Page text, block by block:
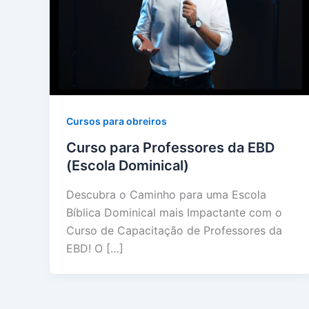
Cursos para obreiros
Curso para Professores da EBD
(Escola Dominical)
Descubra o Caminho para uma Escola
Bíblica Dominical mais Impactante com o
Curso de Capacitação de Professores da
EBD! O […]